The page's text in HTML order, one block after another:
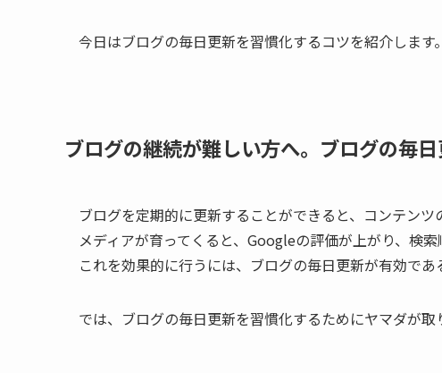
今日はブログの毎日更新を習慣化するコツを紹介します。
ブログの継続が難しい方へ。ブログの毎
ブログを定期的に更新することができると、コンテンツ
メディアが育ってくると、Googleの評価が上がり、検索
これを効果的に行うには、ブログの毎日更新が有効であ
では、ブログの毎日更新を習慣化するためにヤマダが取